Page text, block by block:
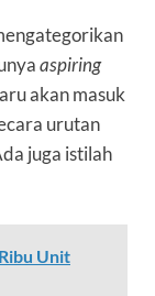
aspiring
akan masuk
urutan
juga istilah
Unit